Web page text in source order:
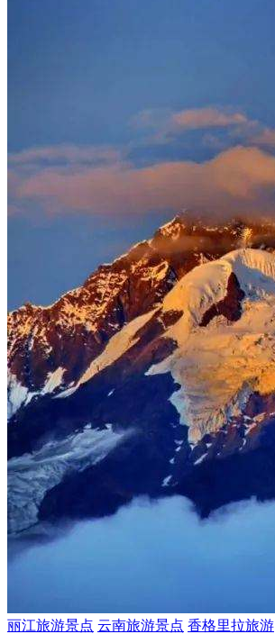
丽江旅游景点 云南旅游景点 香格里拉旅游